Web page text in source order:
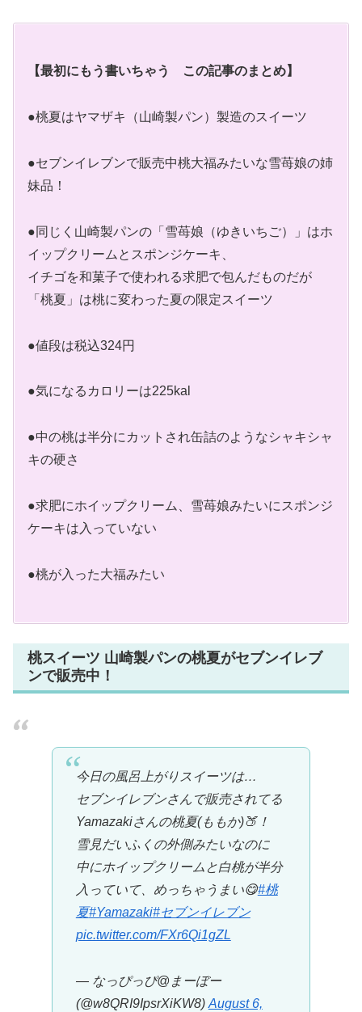
【最初にもう書いちゃう この記事のまとめ】
●桃夏はヤマザキ（山崎製パン）製造のスイーツ
●セブンイレブンで販売中桃大福みたいな雪苺娘の姉
妹品！
●同じく山崎製パンの「雪苺娘（ゆきいちご）」はホ
イップクリームとスポンジケーキ、
イチゴを和菓子で使われる求肥で包んだものだが
「桃夏」は桃に変わった夏の限定スイーツ
●値段は税込324円
●気になるカロリーは225kal
●中の桃は半分にカットされ缶詰のようなシャキシャ
キの硬さ
●求肥にホイップクリーム、雪苺娘みたいにスポンジ
ケーキは入っていない
●桃が入った大福みたい
桃スイーツ 山崎製パンの桃夏がセブンイレブ
ンで販売中！
今日の風呂上がりスイーツは…
セブンイレブンさんで販売されてる
Yamazakiさんの桃夏(ももか)🍑！
雪見だいふくの外側みたいなのに
中にホイップクリームと白桃が半分
入っていて、めっちゃうまい😋#桃
夏#Yamazaki#セブンイレブン
pic.twitter.com/FXr6Qi1gZL
— なっぴっぴ@まーぼー
(@w8QRI9IpsrXiKW8) August 6,